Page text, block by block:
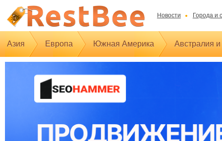
Новости Города и
Азия Европа Южная Америка Австралия